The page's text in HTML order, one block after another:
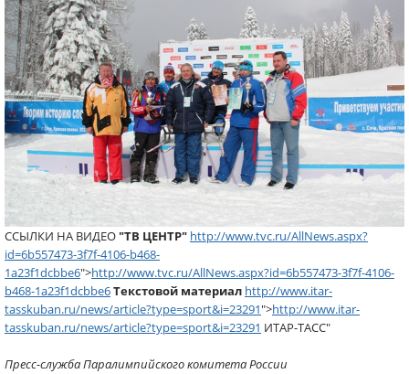
ССЫЛКИ НА ВИДЕО"ТВ ЦЕНТР" http://www.tvc.ru/AllNews.aspx?
id=6b557473-3f7f-4106-b468-
1a23f1dcbbe6">http://www.tvc.ru/AllNews.aspx?id=6b557473-3f7f-4106-
b468-1a23f1dcbbe6Текстовой материал http://www.itar-
tasskuban.ru/news/article?type=sport&i=23291">http://www.itar-
tasskuban.ru/news/article?type=sport&i=23291 ИТАР-ТАСС"
Пресс-служба Паралимпийского комитета России